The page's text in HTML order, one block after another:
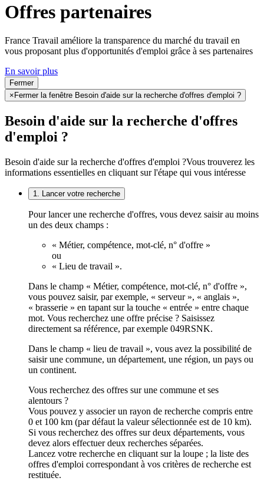
Offres partenaires
France Travail améliore la transparence du marché du travail en
vous proposant plus d'opportunités d'emploi grâce à ses partenaires
En savoir plus
Fermer
× Fermer la fenêtre Besoin d'aide sur la recherche d'offres d'emploi ?
Besoin d'aide sur la recherche d'offres
d'emploi ?
Besoin d'aide sur la recherche d'offres d'emploi ?Vous trouverez les
informations essentielles en cliquant sur l'étape qui vous intéresse
1. Lancer votre recherche
Pour lancer une recherche d'offres, vous devez saisir au moins
un des deux champs :
« Métier, compétence, mot-clé, n° d'offre »
ou
« Lieu de travail ».
Dans le champ « Métier, compétence, mot-clé, n° d'offre »,
vous pouvez saisir, par exemple, « serveur », « anglais »,
« brasserie » en tapant sur la touche « entrée » entre chaque
mot. Vous recherchez une offre précise ? Saisissez
directement sa référence, par exemple 049RSNK.
Dans le champ « lieu de travail », vous avez la possibilité de
saisir une commune, un département, une région, un pays ou
un continent.
Vous recherchez des offres sur une commune et ses
alentours ?
Vous pouvez y associer un rayon de recherche compris entre
0 et 100 km (par défaut la valeur sélectionnée est de 10 km).
Si vous recherchez des offres sur deux départements, vous
devez alors effectuer deux recherches séparées.
Lancez votre recherche en cliquant sur la loupe ; la liste des
offres d'emploi correspondant à vos critères de recherche est
restituée.